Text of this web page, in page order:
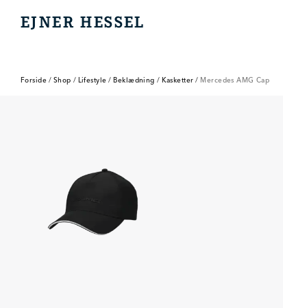
EJNER HESSEL
Forside / Shop / Lifestyle / Beklædning / Kasketter / Mercedes AMG Cap